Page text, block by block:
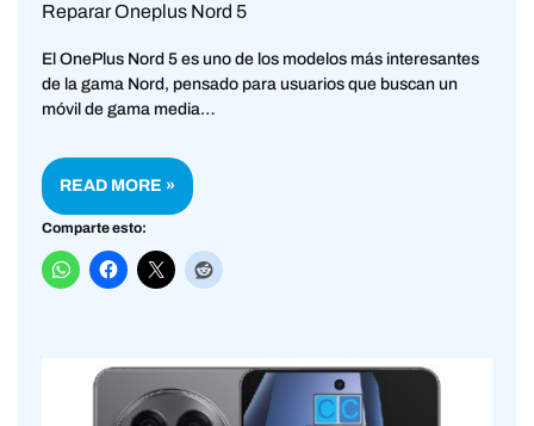
Reparar Oneplus Nord 5
El OnePlus Nord 5 es uno de los modelos más interesantes
de la gama Nord, pensado para usuarios que buscan un
móvil de gama media…
READ MORE »
Comparte esto: